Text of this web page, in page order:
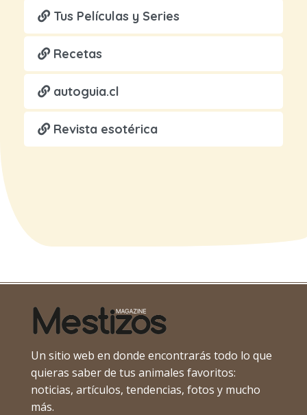
Tus Películas y Series
Recetas
autoguia.cl
Revista esotérica
Un sitio web en donde encontrarás todo lo que
quieras saber de tus animales favoritos:
noticias, artículos, tendencias, fotos y mucho
más.